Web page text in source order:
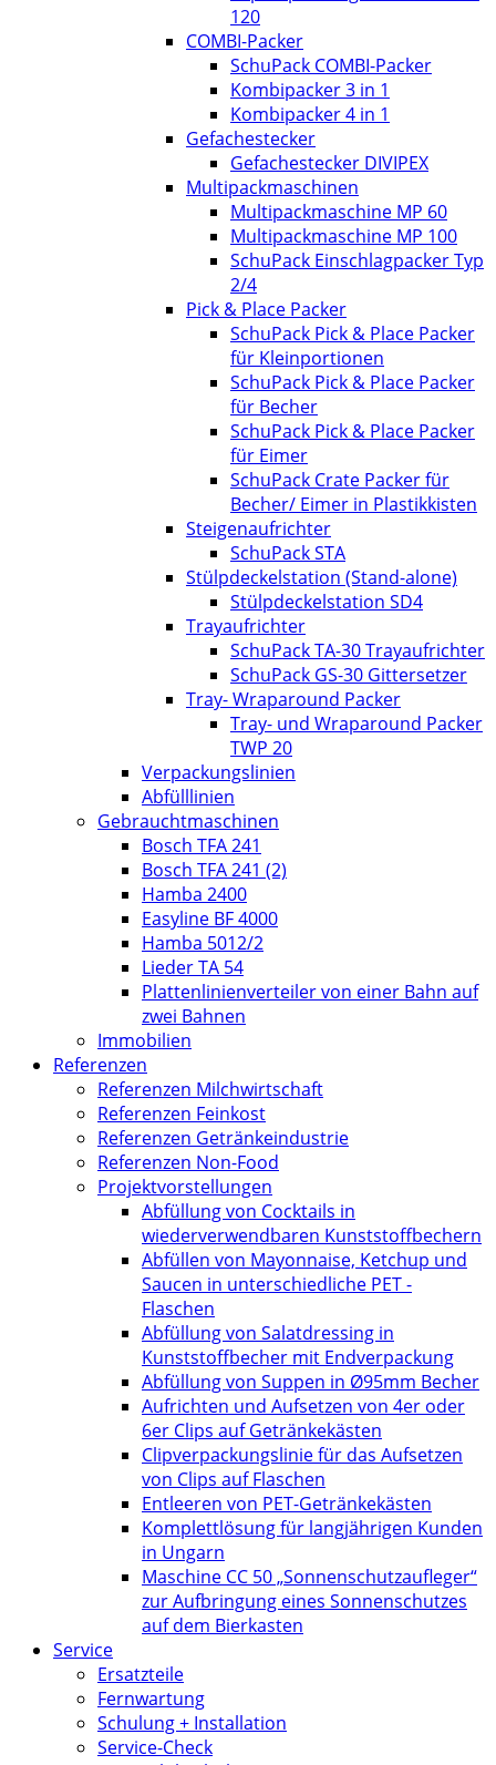
120
COMBI-Packer
SchuPack COMBI-Packer
Kombipacker 3 in 1
Kombipacker 4 in 1
Gefachestecker
Gefachestecker DIVIPEX
Multipackmaschinen
Multipackmaschine MP 60
Multipackmaschine MP 100
SchuPack Einschlagpacker Typ
2/4
Pick & Place Packer
SchuPack Pick & Place Packer
für Kleinportionen
SchuPack Pick & Place Packer
für Becher
SchuPack Pick & Place Packer
für Eimer
SchuPack Crate Packer für
Becher/ Eimer in Plastikkisten
Steigenaufrichter
SchuPack STA
Stülpdeckelstation (Stand-alone)
Stülpdeckelstation SD4
Trayaufrichter
SchuPack TA-30 Trayaufrichter
SchuPack GS-30 Gittersetzer
Tray- Wraparound Packer
Tray- und Wraparound Packer
TWP 20
Verpackungslinien
Abfülllinien
Gebrauchtmaschinen
Bosch TFA 241
Bosch TFA 241 (2)
Hamba 2400
Easyline BF 4000
Hamba 5012/2
Lieder TA 54
Plattenlinienverteiler von einer Bahn auf
zwei Bahnen
Immobilien
Referenzen
Referenzen Milchwirtschaft
Referenzen Feinkost
Referenzen Getränkeindustrie
Referenzen Non-Food
Projektvorstellungen
Abfüllung von Cocktails in
wiederverwendbaren Kunststoffbechern
Abfüllen von Mayonnaise, Ketchup und
Saucen in unterschiedliche PET -
Flaschen
Abfüllung von Salatdressing in
Kunststoffbecher mit Endverpackung
Abfüllung von Suppen in Ø95mm Becher
Aufrichten und Aufsetzen von 4er oder
6er Clips auf Getränkekästen
Clipverpackungslinie für das Aufsetzen
von Clips auf Flaschen
Entleeren von PET-Getränkekästen
Komplettlösung für langjährigen Kunden
in Ungarn
Maschine CC 50 „Sonnenschutzaufleger“
zur Aufbringung eines Sonnenschutzes
auf dem Bierkasten
Service
Ersatzteile
Fernwartung
Schulung + Installation
Service-Check